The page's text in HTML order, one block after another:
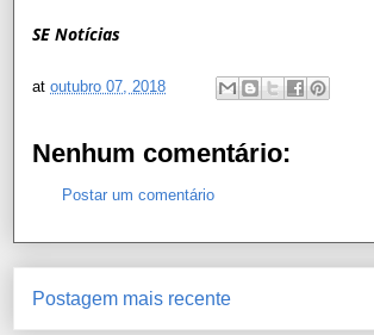
SE Notícias
at outubro 07, 2018
Nenhum comentário:
Postar um comentário
Postagem mais recente